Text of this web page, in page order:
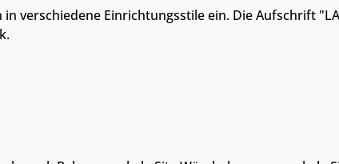
verschiedene Einrichtungsstile ein. Die Aufschrift